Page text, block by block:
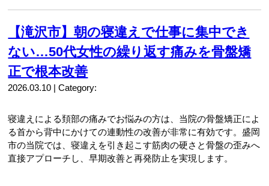
【滝沢市】朝の寝違えで仕事に集中でき
ない…50代女性の繰り返す痛みを骨盤矯
正で根本改善
2026.03.10 | Category:
寝違えによる頚部の痛みでお悩みの方は、当院の骨盤矯正によ
る首から背中にかけての連動性の改善が非常に有効です。盛岡
市の当院では、寝違えを引き起こす筋肉の硬さと骨盤の歪みへ
直接アプローチし、早期改善と再発防止を実現します。